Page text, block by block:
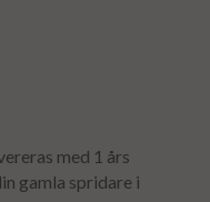
med 1 års
gamla spridare i